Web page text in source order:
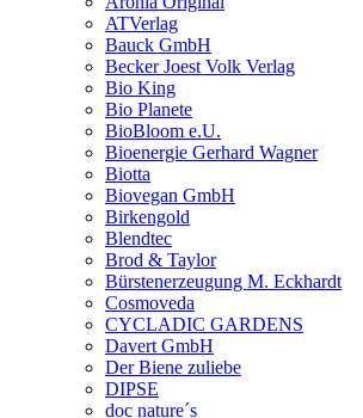
ATVerlag
Bauck GmbH
Becker Joest Volk Verlag
Bio King
Bio Planete
BioBloom e.U.
Bioenergie Gerhard Wagner
Biotta
Biovegan GmbH
Birkengold
Blendtec
Brod & Taylor
Bürstenerzeugung M. Eckhardt
Cosmoveda
CYCLADIC GARDENS
Davert GmbH
Der Biene zuliebe
DIPSE
doc nature´s